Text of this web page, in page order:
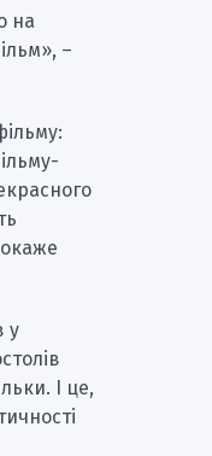
на
–
у
І це,